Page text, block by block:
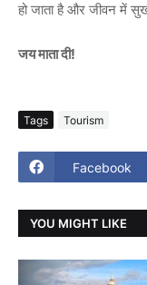
हो जाता है और जीवन में
जय माता दी!
Tags Tourism
Facebook
YOU MIGHT LIKE